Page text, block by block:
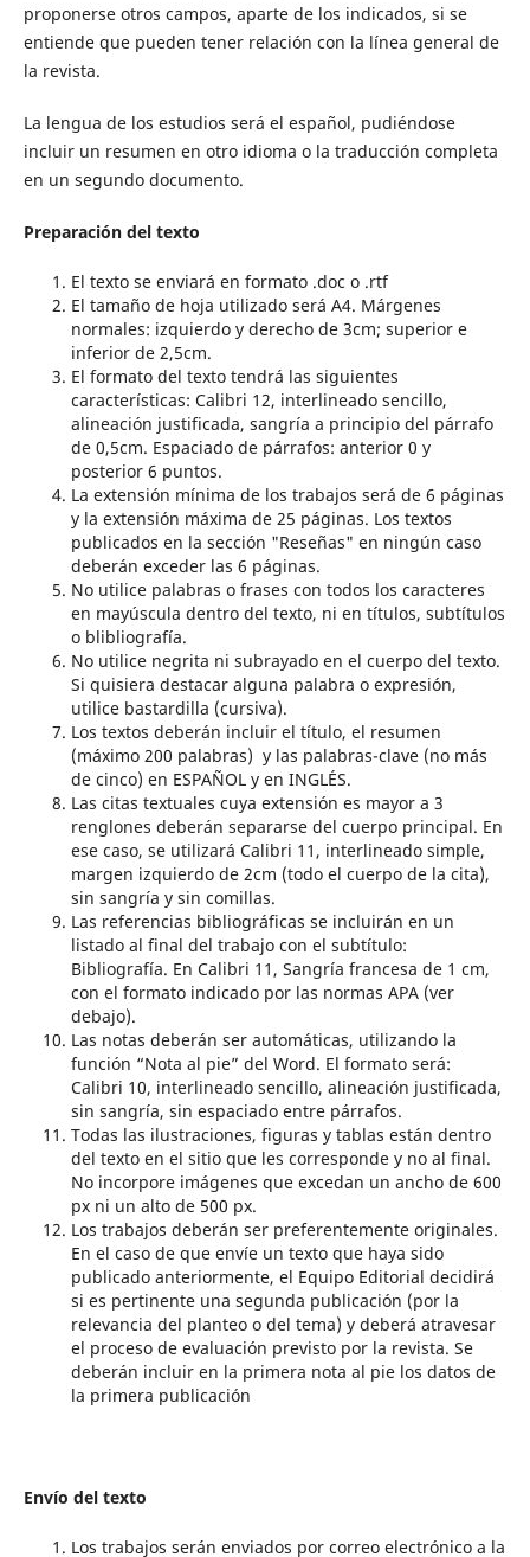
proponerse otros campos, aparte de los indicados, si se
entiende que pueden tener relación con la línea general de
la revista.
La lengua de los estudios será el español, pudiéndose
incluir un resumen en otro idioma o la traducción completa
en un segundo documento.
Preparación del texto
El texto se enviará en formato .doc o .rtf
El tamaño de hoja utilizado será A4. Márgenes
normales: izquierdo y derecho de 3cm; superior e
inferior de 2,5cm.
El formato del texto tendrá las siguientes
características: Calibri 12, interlineado sencillo,
alineación justificada, sangría a principio del párrafo
de 0,5cm. Espaciado de párrafos: anterior 0 y
posterior 6 puntos.
La extensión mínima de los trabajos será de 6 páginas
y la extensión máxima de 25 páginas. Los textos
publicados en la sección "Reseñas" en ningún caso
deberán exceder las 6 páginas.
No utilice palabras o frases con todos los caracteres
en mayúscula dentro del texto, ni en títulos, subtítulos
o blibliografía.
No utilice negrita ni subrayado en el cuerpo del texto.
Si quisiera destacar alguna palabra o expresión,
utilice bastardilla (cursiva).
Los textos deberán incluir el título, el resumen
(máximo 200 palabras) y las palabras-clave (no más
de cinco) en ESPAÑOL y en INGLÉS.
Las citas textuales cuya extensión es mayor a 3
renglones deberán separarse del cuerpo principal. En
ese caso, se utilizará Calibri 11, interlineado simple,
margen izquierdo de 2cm (todo el cuerpo de la cita),
sin sangría y sin comillas.
Las referencias bibliográficas se incluirán en un
listado al final del trabajo con el subtítulo:
Bibliografía. En Calibri 11, Sangría francesa de 1 cm,
con el formato indicado por las normas APA (ver
debajo).
Las notas deberán ser automáticas, utilizando la
función “Nota al pie” del Word. El formato será:
Calibri 10, interlineado sencillo, alineación justificada,
sin sangría, sin espaciado entre párrafos.
Todas las ilustraciones, figuras y tablas están dentro
del texto en el sitio que les corresponde y no al final.
No incorpore imágenes que excedan un ancho de 600
px ni un alto de 500 px.
Los trabajos deberán ser preferentemente originales.
En el caso de que envíe un texto que haya sido
publicado anteriormente, el Equipo Editorial decidirá
si es pertinente una segunda publicación (por la
relevancia del planteo o del tema) y deberá atravesar
el proceso de evaluación previsto por la revista. Se
deberán incluir en la primera nota al pie los datos de
la primera publicación
Envío del texto
Los trabajos serán enviados por correo electrónico a la